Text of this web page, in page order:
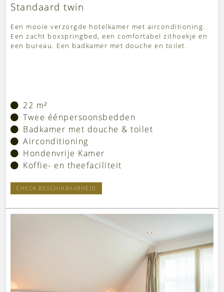
Standaard twin
Een mooie verzorgde hotelkamer met airconditioning.
Een zacht boxspringbed, een comfortabel zithoekje en
een bureau. Een badkamer met douche en toilet.
22 m²
Twee éénpersoonsbedden
Badkamer met douche & toilet
Airconditioning
Hondenvrije Kamer
Koffie- en theefaciliteit
CHECK BESCHIKBAARHEID